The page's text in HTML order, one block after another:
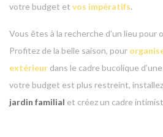
votre budget et vos impératifs.
Vous êtes à la recherche d’un lieu pour
Profitez de la belle saison, pour
extérieur dans le cadre bucolique
votre budget est plus restreint,
jardin familial et créez un cadre